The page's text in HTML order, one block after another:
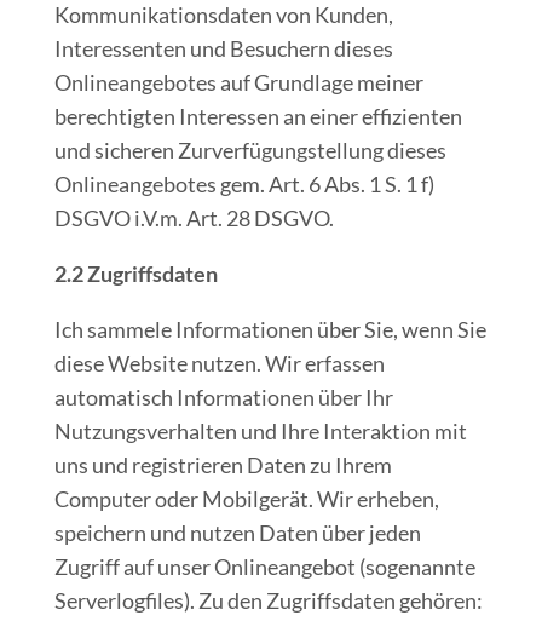
Kommunikationsdaten von Kunden,
Interessenten und Besuchern dieses
Onlineangebotes auf Grundlage meiner
berechtigten Interessen an einer effizienten
und sicheren Zurverfügungstellung dieses
Onlineangebotes gem. Art. 6 Abs. 1 S. 1 f)
DSGVO i.V.m. Art. 28 DSGVO.
2.2 Zugriffsdaten
Ich sammele Informationen über Sie, wenn Sie
diese Website nutzen. Wir erfassen
automatisch Informationen über Ihr
Nutzungsverhalten und Ihre Interaktion mit
uns und registrieren Daten zu Ihrem
Computer oder Mobilgerät. Wir erheben,
speichern und nutzen Daten über jeden
Zugriff auf unser Onlineangebot (sogenannte
Serverlogfiles). Zu den Zugriffsdaten gehören: